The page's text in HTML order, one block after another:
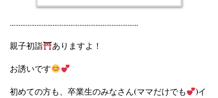
………………………………………………………………
親子初詣 ありますよ！
お誘いです
初めての方も、卒業生のみなさん(ママだけでも
)イ